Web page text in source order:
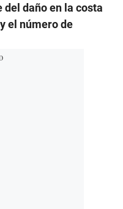
daño en la costa
el número de